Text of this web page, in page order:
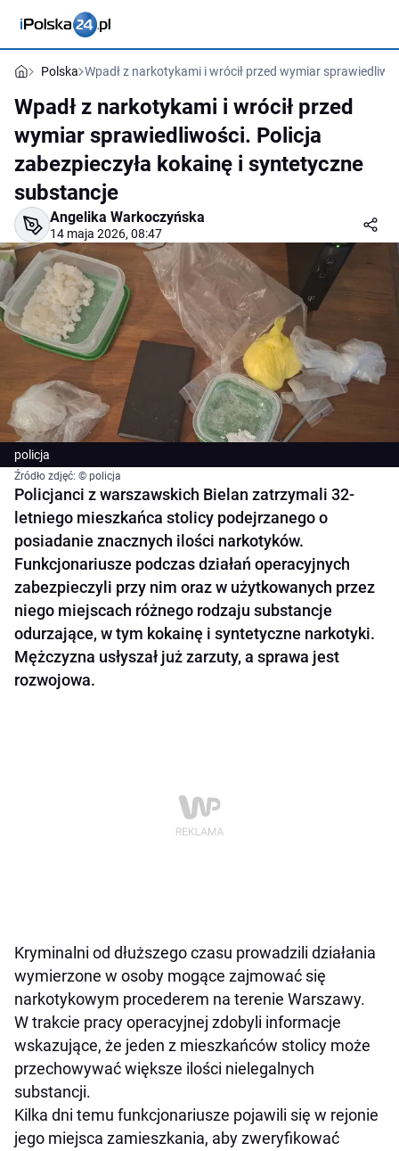
Polska Wpadł z narkotykami i wrócił przed wymiar
Wpadł z narkotykami i wrócił przed
wymiar sprawiedliwości. Policja
zabezpieczyła kokainę i syntetyczne
substancje
Angelika Warkoczyńska
14 maja 2026, 08:47
policja
Źródło zdjęć: © policja
Policjanci z warszawskich Bielan zatrzymali 32-
letniego mieszkańca stolicy podejrzanego o
posiadanie znacznych ilości narkotyków.
Funkcjonariusze podczas działań operacyjnych
zabezpieczyli przy nim oraz w użytkowanych przez
niego miejscach różnego rodzaju substancje
odurzające, w tym kokainę i syntetyczne narkotyki.
Mężczyzna usłyszał już zarzuty, a sprawa jest
rozwojowa.
Kryminalni od dłuższego czasu prowadzili działania
wymierzone w osoby mogące zajmować się
narkotykowym procederem na terenie Warszawy.
W trakcie pracy operacyjnej zdobyli informacje
wskazujące, że jeden z mieszkańców stolicy może
przechowywać większe ilości nielegalnych
substancji.
Kilka dni temu funkcjonariusze pojawili się w rejonie
jego miejsca zamieszkania, aby zweryfikować